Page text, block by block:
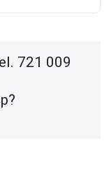
721 009